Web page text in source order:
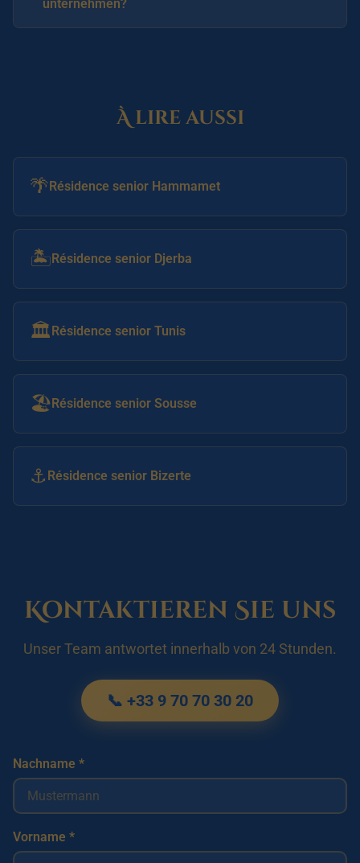
unternehmen?
À lire aussi
🌴Résidence senior Hammamet
🏝️Résidence senior Djerba
🏛️Résidence senior Tunis
🏖️Résidence senior Sousse
⚓ Résidence senior Bizerte
Kontaktieren Sie uns
Unser Team antwortet innerhalb von 24 Stunden.
📞 +33 9 70 70 30 20
Nachname *
Vorname *